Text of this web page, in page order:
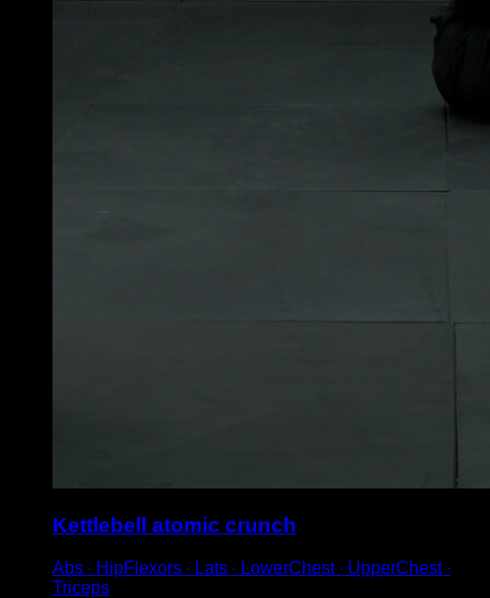
Kettlebell atomic crunch
Abs ∙ HipFlexors ∙ Lats ∙ LowerChest ∙ UpperChest ∙
Triceps